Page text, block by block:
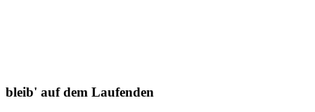
bleib' auf dem Laufenden